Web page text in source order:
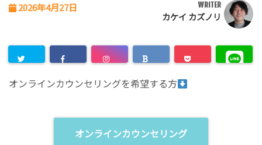
2026年4月27日 WRITER
カケイ カズノリ
オンラインカウンセリングを希望する方
オンラインカウンセリング